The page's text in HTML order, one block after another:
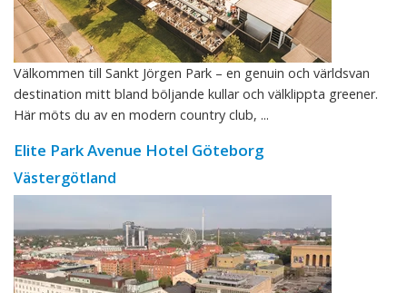
Välkommen till Sankt Jörgen Park – en genuin och världsvan
destination mitt bland böljande kullar och välklippta greener.
Här möts du av en modern country club, ...
Elite Park Avenue Hotel Göteborg
Västergötland